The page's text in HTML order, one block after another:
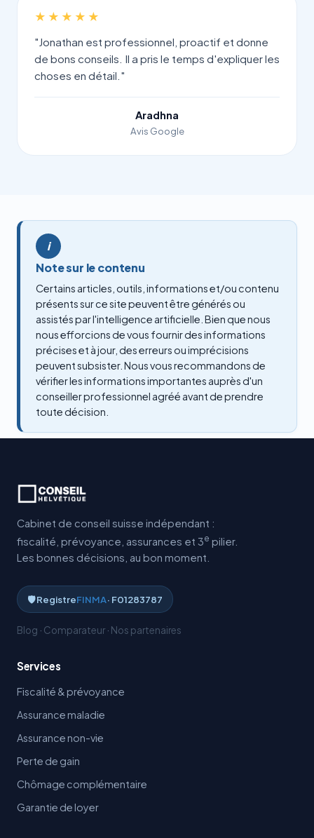
★★★★★
"Jonathan est professionnel, proactif et donne
de bons conseils. Il a pris le temps d'expliquer les
choses en détail."
Aradhna
Avis Google
i
Note sur le contenu
Certains articles, outils, informations et/ou contenu
présents sur ce site peuvent être générés ou
assistés par l'intelligence artificielle. Bien que nous
nous efforcions de vous fournir des informations
précises et à jour, des erreurs ou imprécisions
peuvent subsister. Nous vous recommandons de
vérifier les informations importantes auprès d'un
conseiller professionnel agréé avant de prendre
toute décision.
Cabinet de conseil suisse indépendant :
fiscalité, prévoyance, assurances et 3e pilier.
Les bonnes décisions, au bon moment.
🛡️ RegistreFINMA· F01283787
Blog · Comparateur · Nos partenaires
Services
Fiscalité & prévoyance
Assurance maladie
Assurance non-vie
Perte de gain
Chômage complémentaire
Garantie de loyer